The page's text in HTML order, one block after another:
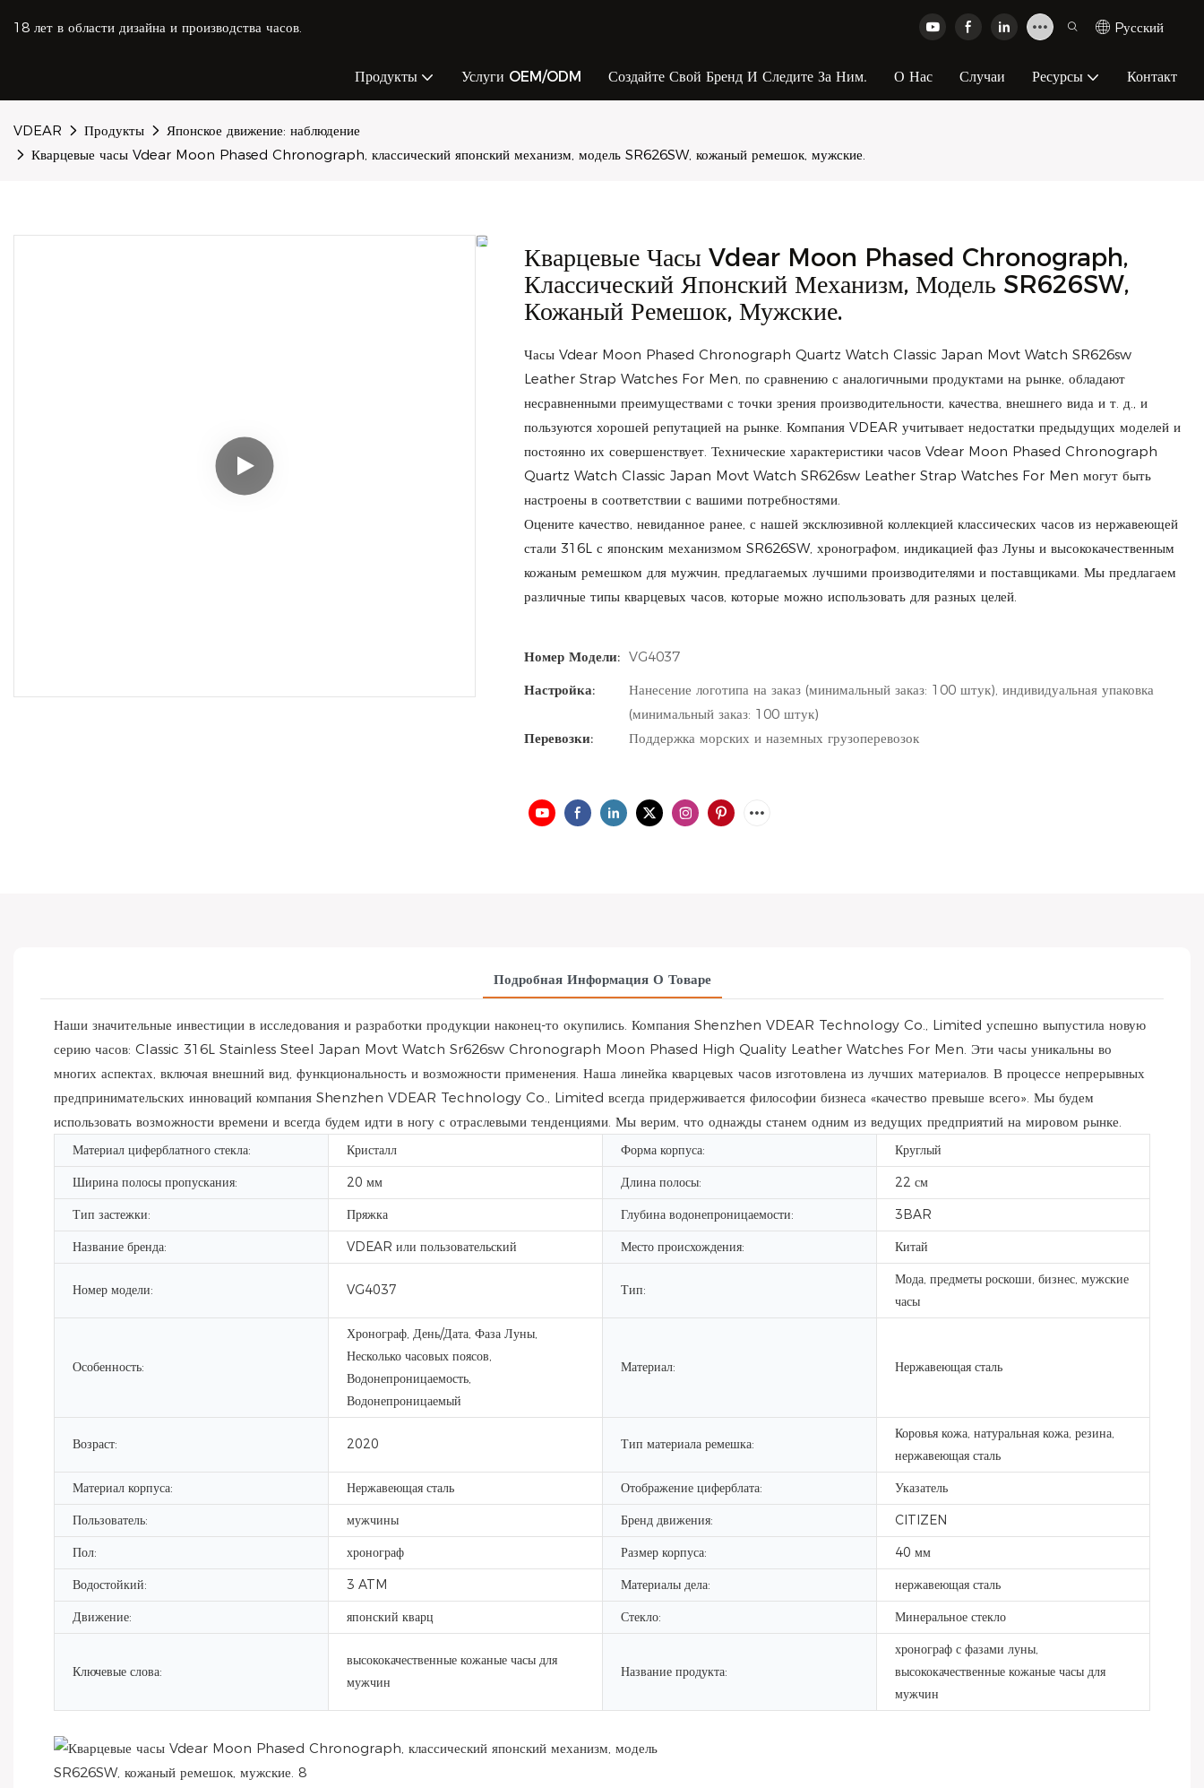
18 лет в области дизайна и производства часов. Pусский
Продукты Услуги OEM/ODM Создайте Свой Бренд И Следите За Ним. О Нас Случаи Ресурсы Контакт
VDEAR Продукты
Японское движение: наблюдение
Кварцевые часы Vdear Moon Phased Chronograph, классический японский механизм, модель SR626SW, кожаный ремешок, мужские.
Кварцевые Часы Vdear Moon Phased Chronograph,
Классический Японский Механизм, Модель SR626SW,
Кожаный Ремешок, Мужские.
Часы Vdear Moon Phased Chronograph Quartz Watch Classic Japan Movt Watch SR626sw
Leather Strap Watches For Men, по сравнению с аналогичными продуктами на рынке, обладают
несравненными преимуществами с точки зрения производительности, качества, внешнего вида и т. д., и
пользуются хорошей репутацией на рынке. Компания VDEAR учитывает недостатки предыдущих моделей и
постоянно их совершенствует. Технические характеристики часов Vdear Moon Phased Chronograph
Quartz Watch Classic Japan Movt Watch SR626sw Leather Strap Watches For Men могут быть
настроены в соответствии с вашими потребностями.
Оцените качество, невиданное ранее, с нашей эксклюзивной коллекцией классических часов из нержавеющей
стали 316L с японским механизмом SR626SW, хронографом, индикацией фаз Луны и высококачественным
кожаным ремешком для мужчин, предлагаемых лучшими производителями и поставщиками. Мы предлагаем
различные типы кварцевых часов, которые можно использовать для разных целей.
Номер Модели: VG4037
Настройка:
Нанесение логотипа на заказ (минимальный заказ: 100 штук), индивидуальная упаковка
(минимальный заказ: 100 штук)
Перевозки:
Поддержка морских и наземных грузоперевозок
Подробная Информация О Товаре
Наши значительные инвестиции в исследования и разработки продукции наконец-то окупились. Компания Shenzhen VDEAR Technology Co., Limited успешно выпустила новую
серию часов: Classic 316L Stainless Steel Japan Movt Watch Sr626sw Chronograph Moon Phased High Quality Leather Watches For Men. Эти часы уникальны во
многих аспектах, включая внешний вид, функциональность и возможности применения. Наша линейка кварцевых часов изготовлена ​​из лучших материалов. В процессе непрерывных
предпринимательских инноваций компания Shenzhen VDEAR Technology Co., Limited всегда придерживается философии бизнеса «качество превыше всего». Мы будем
использовать возможности времени и всегда будем идти в ногу с отраслевыми тенденциями. Мы верим, что однажды станем одним из ведущих предприятий на мировом рынке.
Материал циферблатного стекла: Кристалл Форма корпуса:
Круглый
Ширина полосы пропускания:
20 мм Длина полосы:
22 см
Тип застежки:
Пряжка Глубина водонепроницаемости:
3BAR
Название бренда:
VDEAR или пользовательский Место происхождения: Китай
Номер модели: VG4037 Тип:
Мода, предметы роскоши, бизнес, мужские
часы
Особенность:
Хронограф, День/Дата, Фаза Луны,
Несколько часовых поясов,
Водонепроницаемость,
Водонепроницаемый
Материал: Нержавеющая сталь
Возраст: 2020 Тип материала ремешка:
Коровья кожа, натуральная кожа, резина,
нержавеющая сталь
Материал корпуса:
Нержавеющая сталь Отображение циферблата:
Указатель
Пользователь:
мужчины Бренд движения:
CITIZEN
Пол:
хронограф Размер корпуса:
40 мм
Водостойкий:
3 ATM Материалы дела:
нержавеющая сталь
Движение:
японский кварц Стекло: Минеральное стекло
Ключевые слова:
высококачественные кожаные часы для
мужчин
Название продукта:
хронограф с фазами луны,
высококачественные кожаные часы для
мужчин